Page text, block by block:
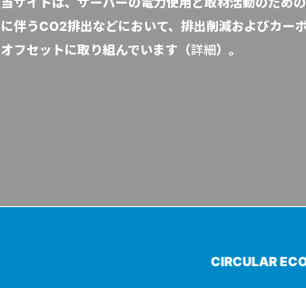
に伴うCO2排出などにおいて、排出削減およびカー
オフセットに取り組んでいます（詳細）。
CIRCULAR